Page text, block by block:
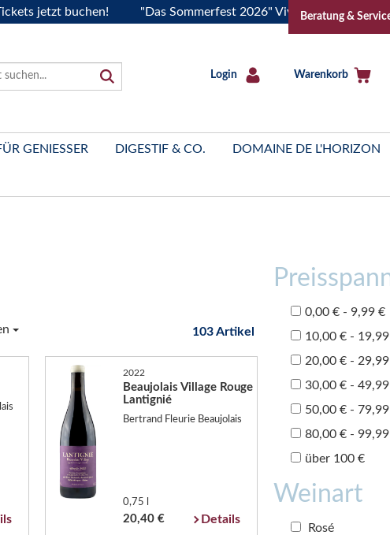
jetzt buchen! "Das Sommerfest 2026" Vive la Beratung &
Login Warenkorb
GENIESSER DIGESTIF & CO. DOMAINE DE L'HORIZON
103 Artikel
2022
Beaujolais Village Rouge
Lantignié
Bertrand Fleurie Beaujolais
0,75 l
20,40 € Details
0,00 € - 9,99 €
10,00 € -
20,00 € -
30,00 € -
50,00 € -
80,00 € -
über 100 €
Weinart
Rosé